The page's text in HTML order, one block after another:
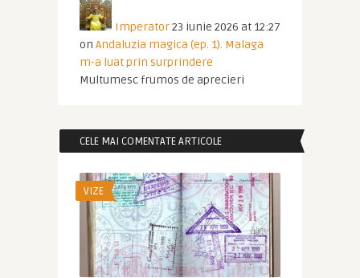
Imperator23 iunie 2026 at 12:27
on Andaluzia magica (ep. 1). Malaga
m-a luat prin surprindere
Multumesc frumos de aprecieri
CELE MAI COMENTATE ARTICOLE
VIZE